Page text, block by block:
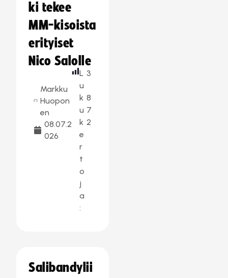
ki tekee
MM-kisoista
erityiset
Nico Salolle
Markku
Huopon
en
08.07.2
026
L
u
k
u
k
e
r
t
o
j
a
:
3
8
7
2
Salibandylii